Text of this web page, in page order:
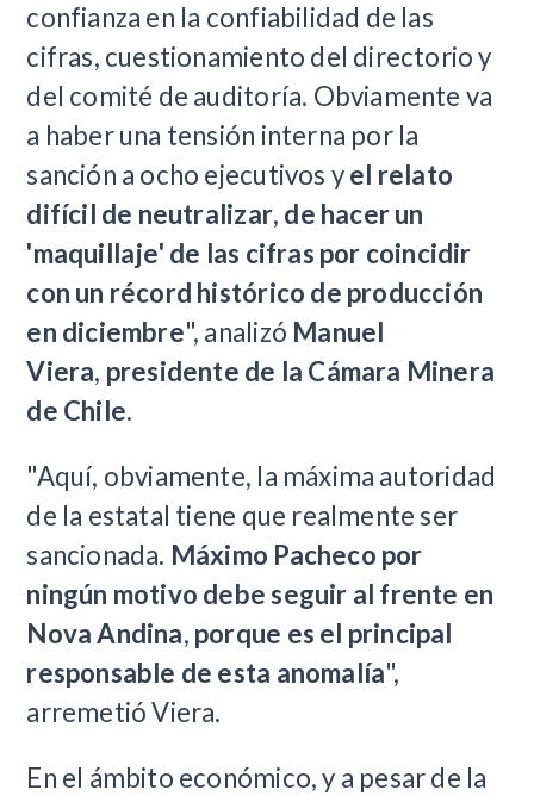
confianza en la confiabilidad de las
cifras, cuestionamiento del directorio y
del comité de auditoría. Obviamente va
a haber una tensión interna por la
sanción a ocho ejecutivos yel relato
difícil de neutralizar, de hacer un
'maquillaje' de las cifras por coincidir
con un récord histórico de producción
en diciembre", analizó Manuel
Viera, presidente de la Cámara Minera
de Chile.
"Aquí, obviamente, la máxima autoridad
de la estatal tiene que realmente ser
sancionada. Máximo Pacheco por
ningún motivo debe seguir al frente en
Nova Andina, porque es el principal
responsable de esta anomalía",
arremetió Viera.
En el ámbito económico, y a pesar de la